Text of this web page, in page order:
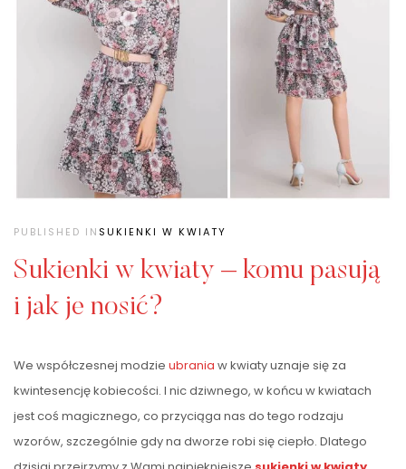
PUBLISHED IN SUKIENKI W KWIATY
Sukienki w kwiaty – komu pasują
i jak je nosić?
We współczesnej modzie ubrania w kwiaty uznaje się za
kwintesencję kobiecości. I nic dziwnego, w końcu w kwiatach
jest coś magicznego, co przyciąga nas do tego rodzaju
wzorów, szczególnie gdy na dworze robi się ciepło. Dlatego